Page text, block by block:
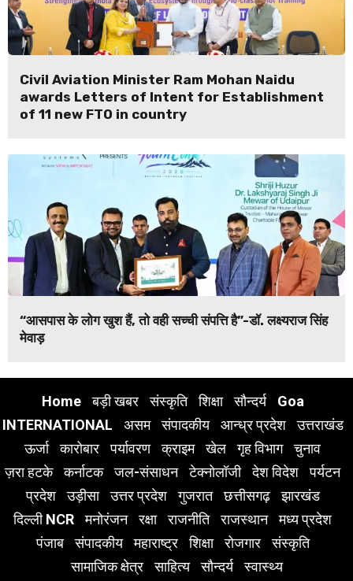
Civil Aviation Minister Ram Mohan Naidu
awards Letters of Intent for Establishment
of 11 new FTO in country
“आसपास के लोग खुश हैं, तो वही सच्ची संपत्ति है”-डॉ. लक्ष्यराज सिंह
मेवाड़
Home बड़ी खबर संस्कृति शिक्षा सौन्दर्य
Goa
INTERNATIONAL
असम संपादकीय आन्ध्र प्रदेश
उत्तराखंड
ऊर्जा
कारोबार पर्यावरण क्राइम खेल गृह विभाग
चुनाव
ज़रा हटके
कर्नाटक जल-संसाधन टेक्नोलॉजी देश विदेश
पर्यटन
प्रदेश
उड़ीसा उत्तर प्रदेश गुजरात छत्तीसगढ़
झारखंड
दिल्ली NCR
मनोरंजन रक्षा राजनीति राजस्थान
मध्य प्रदेश
पंजाब
संपादकीय महाराष्ट्र शिक्षा रोजगार
संस्कृति
सामाजिक क्षेत्र
साहित्य सौन्दर्य स्वास्थ्य